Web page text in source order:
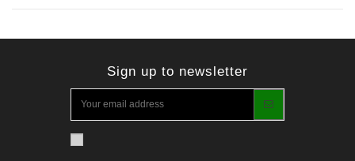
Sign up to newsletter